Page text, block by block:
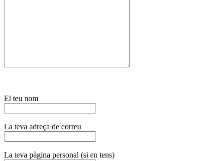
El teu nom
La teva adreça de correu
La teva pàgina personal (si en tens)